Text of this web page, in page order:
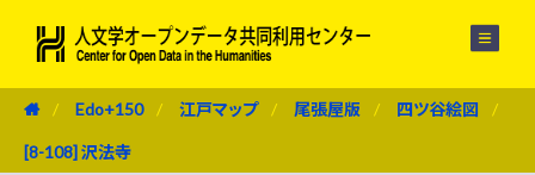
Edo+150 江戸マップ 尾張屋版 四ツ谷絵図
[8-108] 沢法寺